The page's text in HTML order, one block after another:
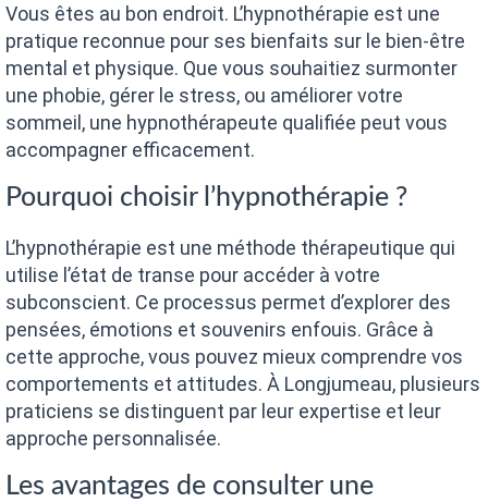
Vous êtes au bon endroit. L’hypnothérapie est une
pratique reconnue pour ses bienfaits sur le bien-être
mental et physique. Que vous souhaitiez surmonter
une phobie, gérer le stress, ou améliorer votre
sommeil, une hypnothérapeute qualifiée peut vous
accompagner efficacement.
Pourquoi choisir l’hypnothérapie ?
L’hypnothérapie est une méthode thérapeutique qui
utilise l’état de transe pour accéder à votre
subconscient. Ce processus permet d’explorer des
pensées, émotions et souvenirs enfouis. Grâce à
cette approche, vous pouvez mieux comprendre vos
comportements et attitudes. À Longjumeau, plusieurs
praticiens se distinguent par leur expertise et leur
approche personnalisée.
Les avantages de consulter une